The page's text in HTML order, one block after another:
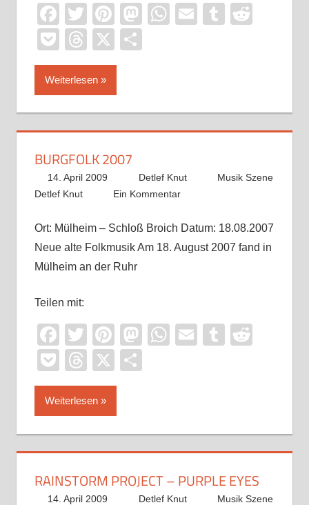
Facebook
TwitterPinterest
Mastodon
WhatsApp
EmailTumblr
PocketThreads
X
Weiterlesen
BURGFOLK 2007
14. April 2009 Detlef Knut
Musik Szene
Detlef Knut
Ein Kommentar
Ort: Mülheim – Schloß Broich Datum: 18.08.2007
Neue alte Folkmusik Am 18. August 2007 fand in
Mülheim an der Ruhr
Teilen mit:
Facebook
TwitterPinterest
Mastodon
WhatsApp
EmailTumblr
PocketThreads
X
Weiterlesen
RAINSTORM PROJECT – PURPLE EYES
14. April 2009 Detlef Knut
Musik Szene